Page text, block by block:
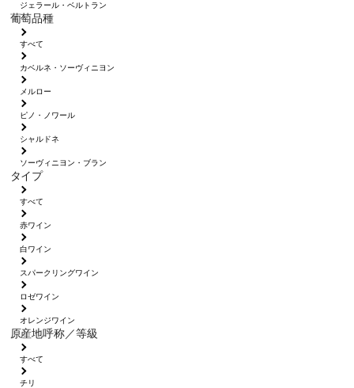
ジェラール・ベルトラン
葡萄品種
すべて
カベルネ・ソーヴィニヨン
メルロー
ピノ・ノワール
シャルドネ
ソーヴィニヨン・ブラン
タイプ
すべて
赤ワイン
白ワイン
スパークリングワイン
ロゼワイン
オレンジワイン
原産地呼称／等級
すべて
チリ